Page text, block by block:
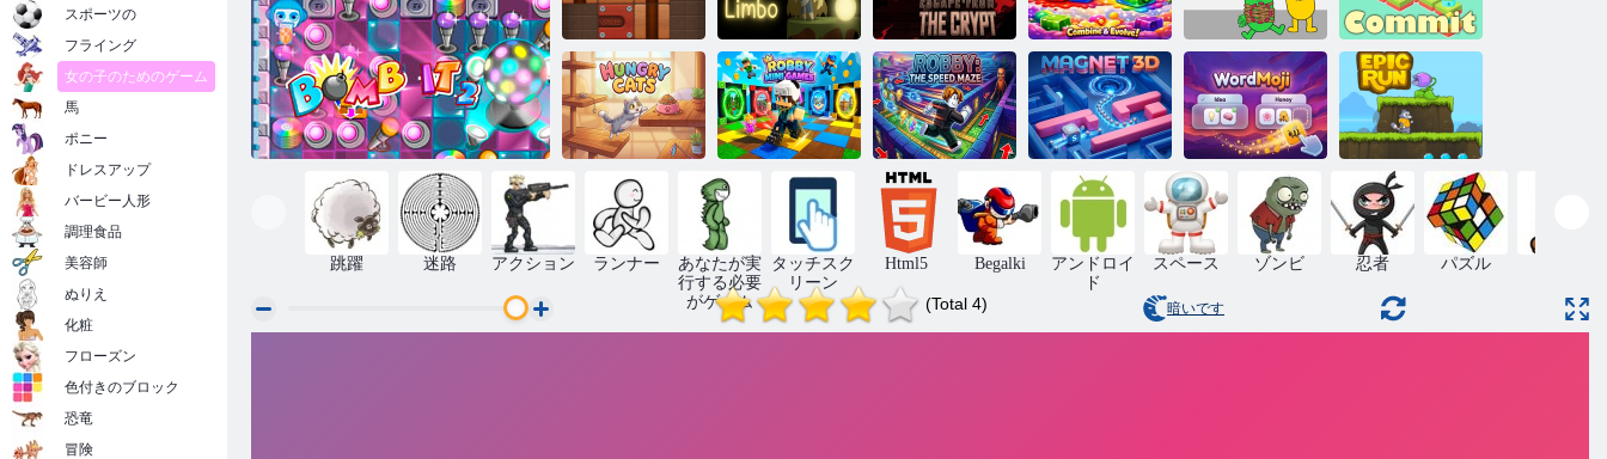
ロール2ボール
オンライン
リンボの深さ
地下室から脱
出します
ゼリーキュー
ブを結合する
ペット迷路脱
出
専念
お腹を空かせ
た猫
ロビーミニゲ
ーム
ロビー: スピー
ド迷路
マグネット3D ワードモジ エピックラン
跳躍 迷路 アクション ランナー
あなたが実
行する必要
がゲーム
タッチスク
リーン
Html5 Begalki
アンドロイ
ド
スペース ゾンビ 忍者 パズル
(Total 4) 暗いです
スポーツの
フライング
女の子のためのゲーム
馬
ポニー
ドレスアップ
バービー人形
調理食品
美容師
ぬりえ
化粧
フローズン
色付きのブロック
恐竜
冒険